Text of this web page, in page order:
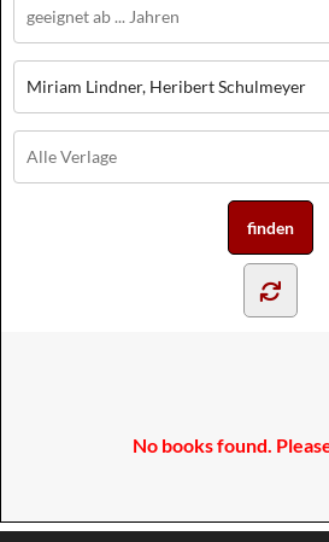
Miriam Lindner, Heribert Schulmeyer
No books found.